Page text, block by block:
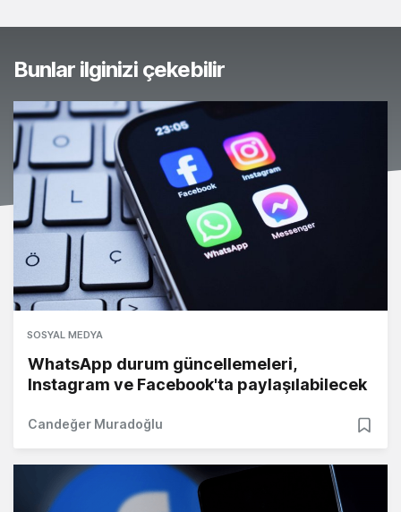
Bunlar ilginizi çekebilir
SOSYAL MEDYA
WhatsApp durum güncellemeleri,
Instagram ve Facebook'ta paylaşılabilecek
Candeğer Muradoğlu